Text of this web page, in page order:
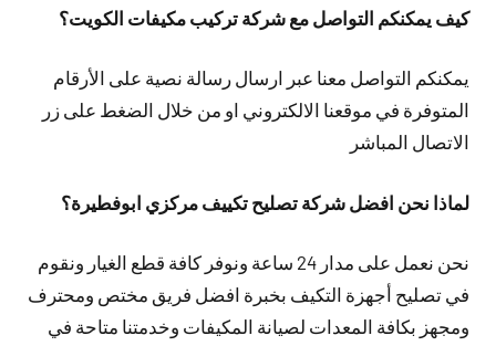
كيف يمكنكم التواصل مع شركة تركيب مكيفات الكويت؟
يمكنكم التواصل معنا عبر ارسال رسالة نصية على الأرقام
المتوفرة في موقعنا الالكتروني او من خلال الضغط على زر
الاتصال المباشر
لماذا نحن افضل شركة تصليح تكييف مركزي ابوفطيرة؟
نحن نعمل على مدار 24 ساعة ونوفر كافة قطع الغيار ونقوم
في تصليح أجهزة التكيف بخبرة افضل فريق مختص ومحترف
ومجهز بكافة المعدات لصيانة المكيفات وخدمتنا متاحة في